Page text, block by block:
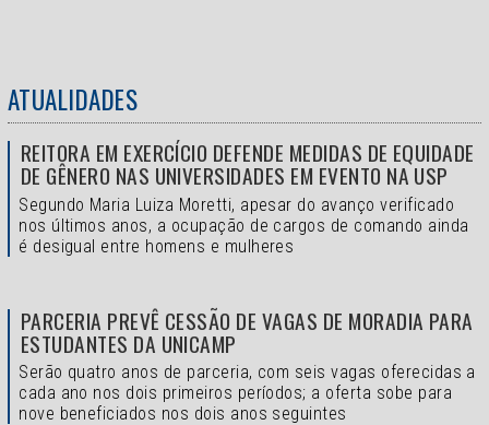
ATUALIDADES
REITORA EM EXERCÍCIO DEFENDE MEDIDAS DE EQUIDADE
DE GÊNERO NAS UNIVERSIDADES EM EVENTO NA USP
Segundo Maria Luiza Moretti, apesar do avanço verificado
nos últimos anos, a ocupação de cargos de comando ainda
é desigual entre homens e mulheres
PARCERIA PREVÊ CESSÃO DE VAGAS DE MORADIA PARA
ESTUDANTES DA UNICAMP
Serão quatro anos de parceria, com seis vagas oferecidas a
cada ano nos dois primeiros períodos; a oferta sobe para
nove beneficiados nos dois anos seguintes